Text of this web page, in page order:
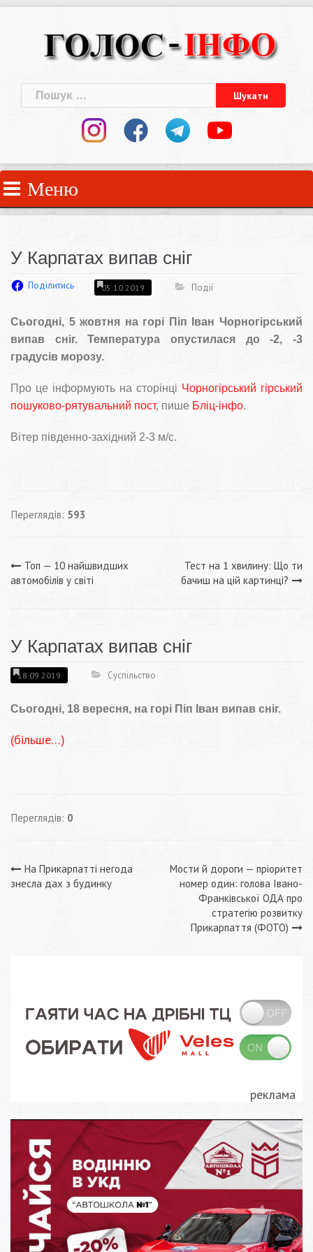
Пошук:
Меню
У Карпатах випав сніг
Поділитись 05.10.2019 Події
Сьогодні, 5 жовтня на горі Піп Іван Чорногірський
випав сніг. Температура опустилася до -2, -3
градусів морозу.
Про це інформують на сторінці Чорногірський гірський
пошуково-рятувальний пост, пише Бліц-інфо.
Вітер південно-західний 2-3 м/с.
Переглядів: 593
Навігація
Топ — 10 найшвидших
автомобілів у світі
Тест на 1 хвилину: Що ти
бачиш на цій картинці?
У Карпатах випав сніг
18.09.2019 Суспільство
Сьогодні, 18 вересня, на горі Піп Іван випав сніг.
(більше…)
Переглядів: 0
Навігація
На Прикарпатті негода
знесла дах з будинку
Мости й дороги — пріоритет
номер один: голова Івано-
Франківської ОДА про
стратегію розвитку
Прикарпаття (ФОТО)